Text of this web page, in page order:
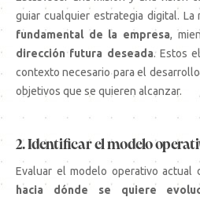
guiar cualquier estrategia digital. La
fundamental de la empresa,
dirección futura deseada. Estos
contexto necesario para el
objetivos que se quieren alcanzar.
2. Identificar el modelo
Evaluar el modelo operativo actual
hacia dónde se quiere